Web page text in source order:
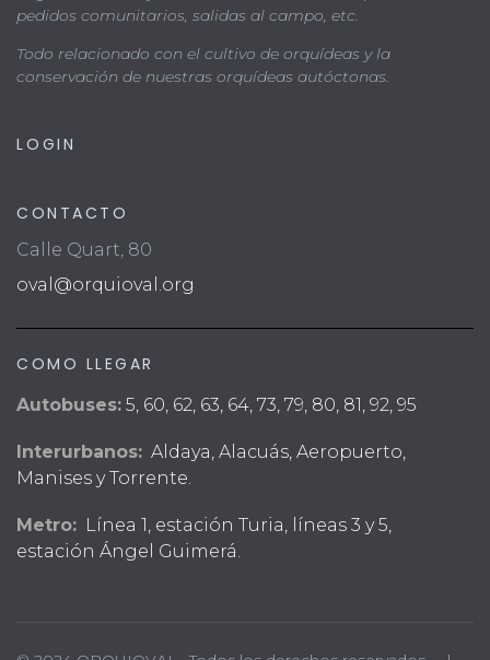
pedidos comunitarios, salidas al campo, etc.
Todo relacionado con el cultivo de orquídeas y la
conservación de nuestras orquídeas autóctonas.
LOGIN
CONTACTO
Calle Quart, 80
oval@orquioval.org
COMO LLEGAR
Autobuses: 5, 60, 62, 63, 64, 73, 79, 80, 81, 92, 95
Interurbanos: Aldaya, Alacuás, Aeropuerto,
Manises y Torrente.
Metro: Línea 1, estación Turia, líneas 3 y 5,
estación Ángel Guimerá.